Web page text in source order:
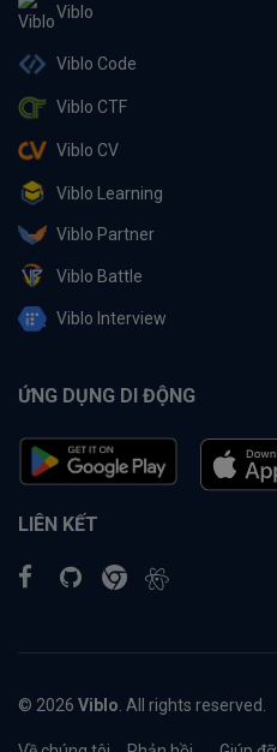
Viblo
Viblo Code
Viblo CTF
Viblo CV
Viblo Learning
Viblo Partner
Viblo Battle
Viblo Interview
ỨNG DỤNG DI ĐỘNG
LIÊN KẾT
© 2026 Viblo . All rights reserved.